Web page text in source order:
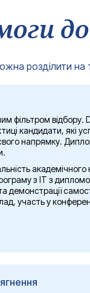
допомога в пошуку
склад пакету
обов’язково
розділити на
фільтром відбору.
кандидати, які
напрямку.
з ІТ з
демонстрації
участь у